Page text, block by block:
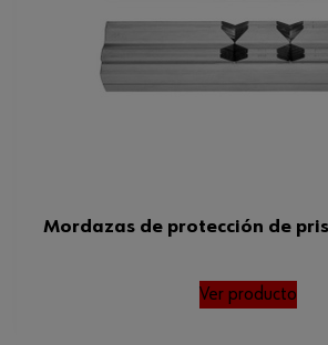
Mordazas de protección de
Ver producto